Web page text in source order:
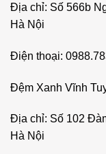
Địa chỉ: Số 566b
Hà Nội
Điện thoại:
Đệm Xanh Vĩnh
Địa chỉ: Số 102
Hà Nội